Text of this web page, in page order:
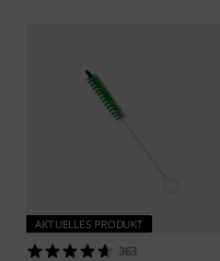
AKTUELLES PRODUKT
363